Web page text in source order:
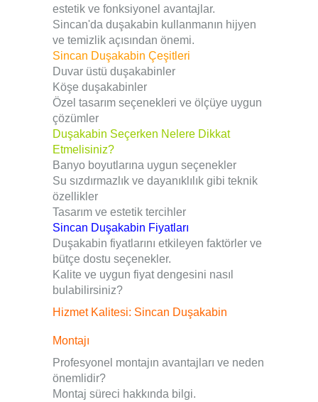
estetik ve fonksiyonel avantajlar.
Sincan'da duşakabin kullanmanın hijyen
ve temizlik açısından önemi.
Sincan Duşakabin Çeşitleri
Duvar üstü duşakabinler
Köşe duşakabinler
Özel tasarım seçenekleri ve ölçüye uygun
çözümler
Duşakabin Seçerken Nelere Dikkat
Etmelisiniz?
Banyo boyutlarına uygun seçenekler
Su sızdırmazlık ve dayanıklılık gibi teknik
özellikler
Tasarım ve estetik tercihler
Sincan Duşakabin Fiyatları
Duşakabin fiyatlarını etkileyen faktörler ve
bütçe dostu seçenekler.
Kalite ve uygun fiyat dengesini nasıl
bulabilirsiniz?
Hizmet Kalitesi: Sincan Duşakabin
Montajı
Profesyonel montajın avantajları ve neden
önemlidir?
Montaj süreci hakkında bilgi.